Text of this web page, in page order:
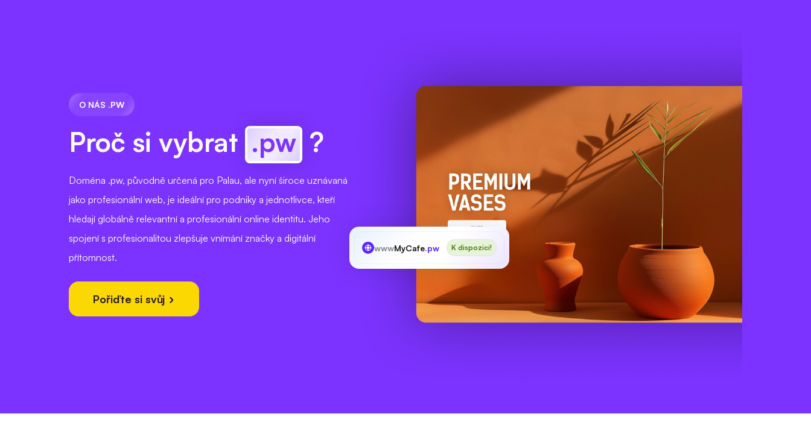
O NÁS .PW
Proč si vybrat .pw ?
Doména .pw, původně určená pro Palau, ale nyní široce uznávaná
jako profesionální web, je ideální pro podniky a jednotlivce, kteří
hledají globálně relevantní a profesionální online identitu. Jeho
spojení s profesionalitou zlepšuje vnímání značky a digitální
přítomnost.
Pořiďte si svůj
wwwMyCafe.pw K dispozici!